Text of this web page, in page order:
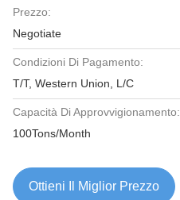
Prezzo:
Negotiate
Condizioni Di Pagamento:
T/T, Western Union, L/C
Capacità Di Approvvigionamento:
100Tons/Month
Ottieni Il Miglior Prezzo